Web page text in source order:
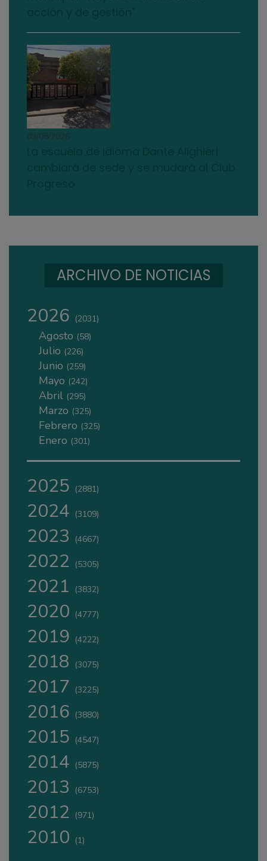
03/08/2026
ARCHIVO DE NOTICIAS
2026 (2031)
Agosto (58)
Julio (226)
Junio (259)
Mayo (242)
Abril (295)
Marzo (325)
Febrero (325)
Enero (301)
2025 (2881)
2024 (3109)
2023 (4667)
2022 (5305)
2021 (3832)
2020 (4777)
2019 (4222)
2018 (3075)
2017 (3225)
2016 (3880)
2015 (4547)
2014 (5875)
2013 (6753)
2012 (971)
2010 (1)